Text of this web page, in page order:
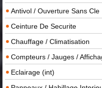
Antivol / Ouverture Sans Cle
Ceinture De Securite
Chauffage / Climatisation
Compteurs / Jauges /
Eclairage (int)